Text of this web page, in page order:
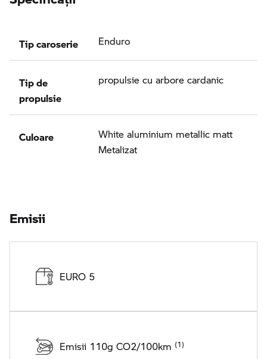
Tip caroserie Enduro
Tip de
propulsie
propulsie cu arbore cardanic
Culoare
White aluminium metallic matt
Metalizat
Emisii
EURO 5
Emisii 110g CO2/100km